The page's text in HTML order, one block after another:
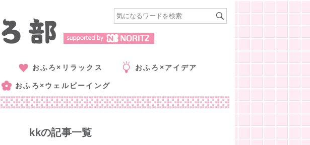
おふろ×リラックス おふろ×アイデア
おふろ×ウェルビーイング
kkの記事一覧